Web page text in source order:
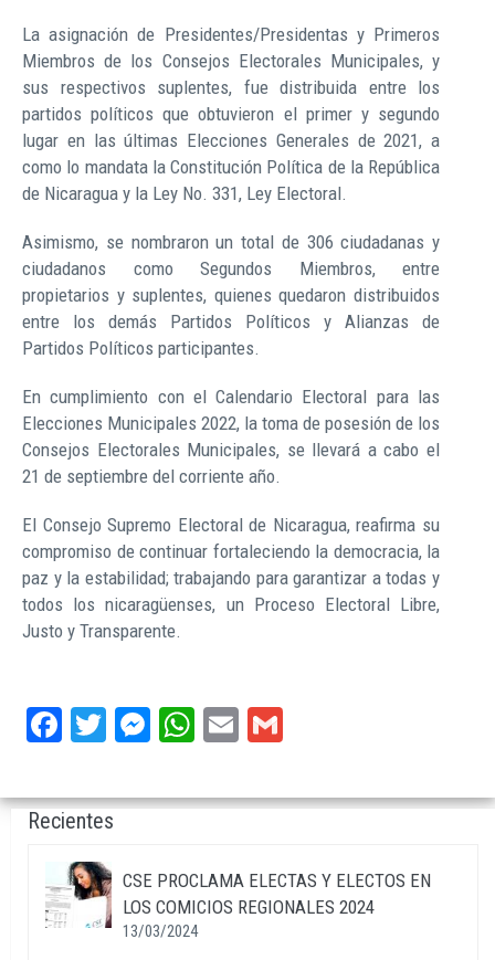
La asignación de Presidentes/Presidentas y Primeros
Miembros de los Consejos Electorales Municipales, y
sus respectivos suplentes, fue distribuida entre los
partidos políticos que obtuvieron el primer y segundo
lugar en las últimas Elecciones Generales de 2021, a
como lo mandata la Constitución Política de la República
de Nicaragua y la Ley No. 331, Ley Electoral.
Asimismo, se nombraron un total de 306 ciudadanas y
ciudadanos como Segundos Miembros, entre
propietarios y suplentes, quienes quedaron distribuidos
entre los demás Partidos Políticos y Alianzas de
Partidos Políticos participantes.
En cumplimiento con el Calendario Electoral para las
Elecciones Municipales 2022, la toma de posesión de los
Consejos Electorales Municipales, se llevará a cabo el
21 de septiembre del corriente año.
El Consejo Supremo Electoral de Nicaragua, reafirma su
compromiso de continuar fortaleciendo la democracia, la
paz y la estabilidad; trabajando para garantizar a todas y
todos los nicaragüenses, un Proceso Electoral Libre,
Justo y Transparente.
Facebook
TwitterMessenger
WhatsApp
Email
Recientes
CSE PROCLAMA ELECTAS Y ELECTOS EN
LOS COMICIOS REGIONALES 2024
13/03/2024